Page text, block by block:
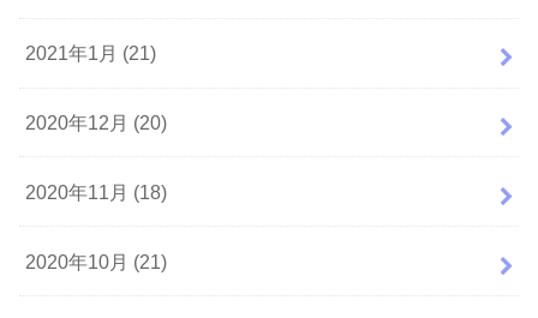
2021年1月 (21)
2020年12月 (20)
2020年11月 (18)
2020年10月 (21)